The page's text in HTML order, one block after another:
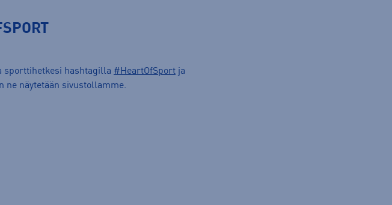
sporttihetkesi hashtagilla #HeartOfSport ja
ne näytetään sivustollamme.